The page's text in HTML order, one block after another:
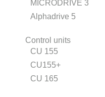
MICRODRIVE 3
Alphadrive 5
Control units
CU 155
CU155+
CU 165